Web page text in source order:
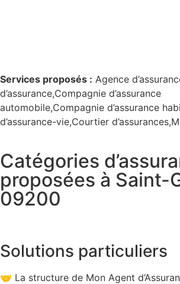
Services proposés : Agence
d’assurance,Compagnie d’assurance
automobile,Compagnie d’assurance
d’assurance-vie,Courtier
Catégories
proposées à Saint-
09200
Solutions particuliers
🤝 La structure de Mon Agent